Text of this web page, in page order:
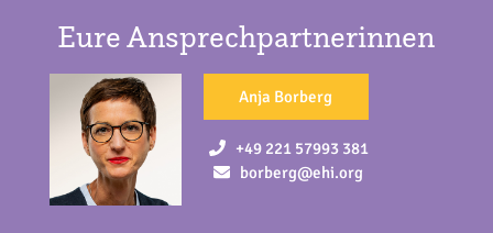
Eure Ansprechpartnerinnen
Anja Borberg
+49 221 57993 381
borberg@ehi.org